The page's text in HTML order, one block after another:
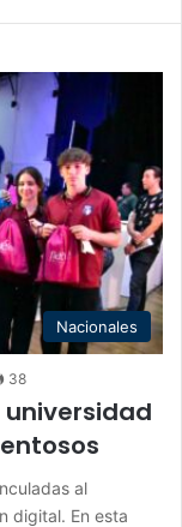
Nacionales
38
al
digital. En esta